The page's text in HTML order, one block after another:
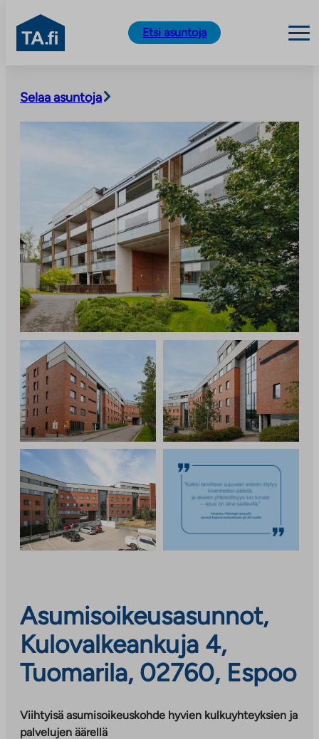
sisältöön
TA.fi
Etsi asuntoja
Selaa asuntoja
Asumisoikeusasunnot,
Kulovalkeankuja 4,
Tuomarila, 02760, Espoo
Viihtyisä asumisoikeuskohde hyvien kulkuyhteyksien ja
palvelujen äärellä